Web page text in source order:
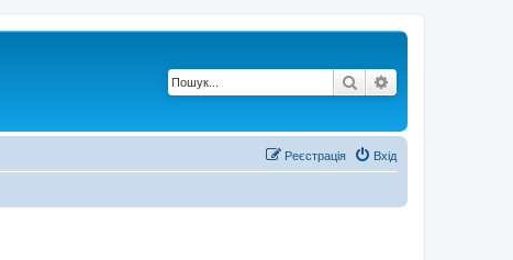
Пошук
Вхід
Реєстрація